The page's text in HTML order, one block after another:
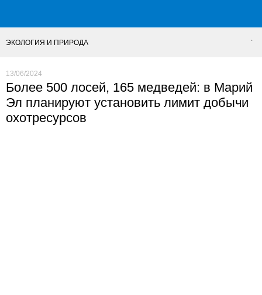
ЭКОЛОГИЯ И ПРИРОДА
13/06/2024
Более 500 лосей, 165 медведей: в Марий
Эл планируют установить лимит добычи
охотресурсов